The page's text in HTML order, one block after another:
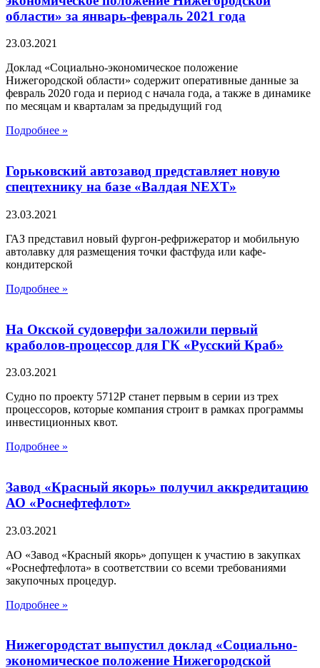
области» за январь-февраль 2021 года
23.03.2021
Доклад «Социально-экономическое положение
Нижегородской области» содержит оперативные данные за
февраль 2020 года и период с начала года, а также в динамике
по месяцам и кварталам за предыдущий год
Подробнее »
Горьковский автозавод представляет новую
спецтехнику на базе «Валдая NEXT»
23.03.2021
ГАЗ представил новый фургон-рефрижератор и мобильную
автолавку для размещения точки фастфуда или кафе-
кондитерской
Подробнее »
На Окской судоверфи заложили первый
краболов-процессор для ГК «Русский Краб»
23.03.2021
Судно по проекту 5712Р станет первым в серии из трех
процессоров, которые компания строит в рамках программы
инвестиционных квот.
Подробнее »
Завод «Красный якорь» получил аккредитацию
АО «Роснефтефлот»
23.03.2021
АО «Завод «Красный якорь» допущен к участию в закупках
«Роснефтефлота» в соответствии со всеми требованиями
закупочных процедур.
Подробнее »
Нижегородстат выпустил доклад «Социально-
экономическое положение Нижегородской